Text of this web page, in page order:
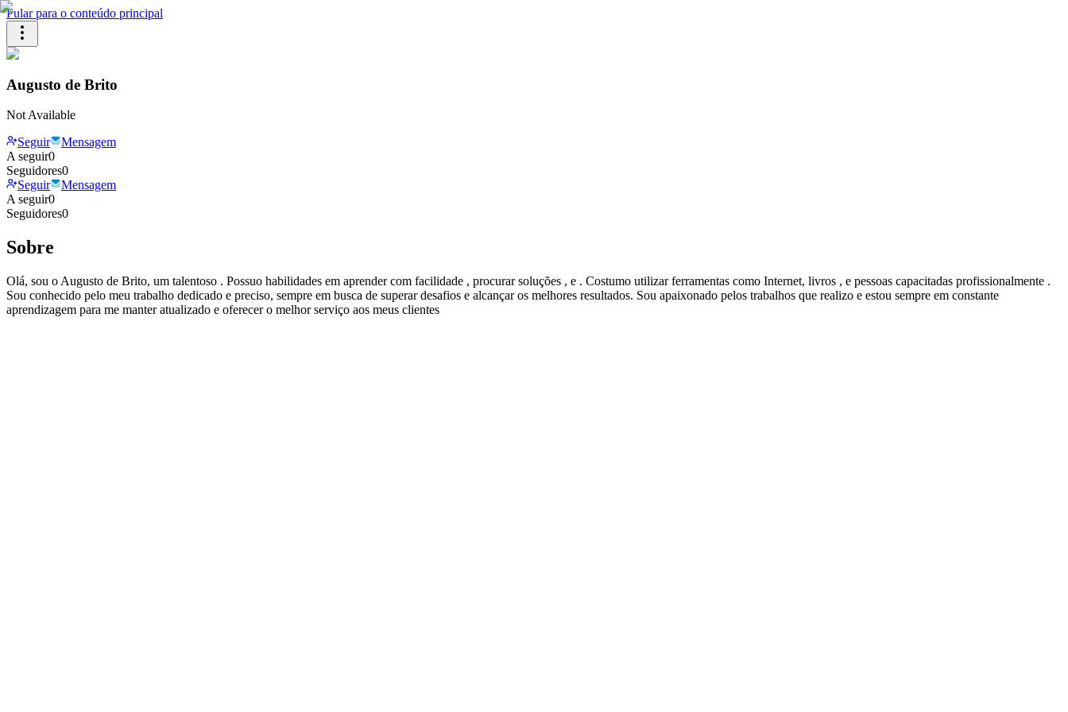
Pular para o conteúdo principal
Augusto de Brito
Not Available
Seguir
Mensagem
A seguir0
Seguidores0
Seguir
Mensagem
A seguir0
Seguidores0
Sobre
Olá, sou o Augusto de Brito, um talentoso . Possuo habilidades em aprender com facilidade , procurar soluções , e . Costumo utilizar ferramentas como Internet, livros , e pessoas capacitadas profissionalmente .
Sou conhecido pelo meu trabalho dedicado e preciso, sempre em busca de superar desafios e alcançar os melhores resultados. Sou apaixonado pelos trabalhos que realizo e estou sempre em constante
aprendizagem para me manter atualizado e oferecer o melhor serviço aos meus clientes